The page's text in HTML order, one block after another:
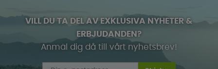
VILL DU TA DEL AV EXKLUSIVA NYHETER &
ERBJUDANDEN?
Anmäl dig då till vårt nyhetsbrev!